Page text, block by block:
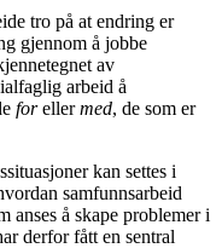
tro på at endring er
gjennom å jobbe
av
arbeid å
forellermed, de som er
kan settes i
samfunnsarbeid
anses å skape problemer i
derfor fått en sentral